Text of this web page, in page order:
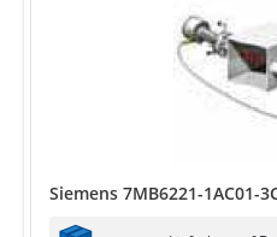
Siemens 7MB6221-1AC01-